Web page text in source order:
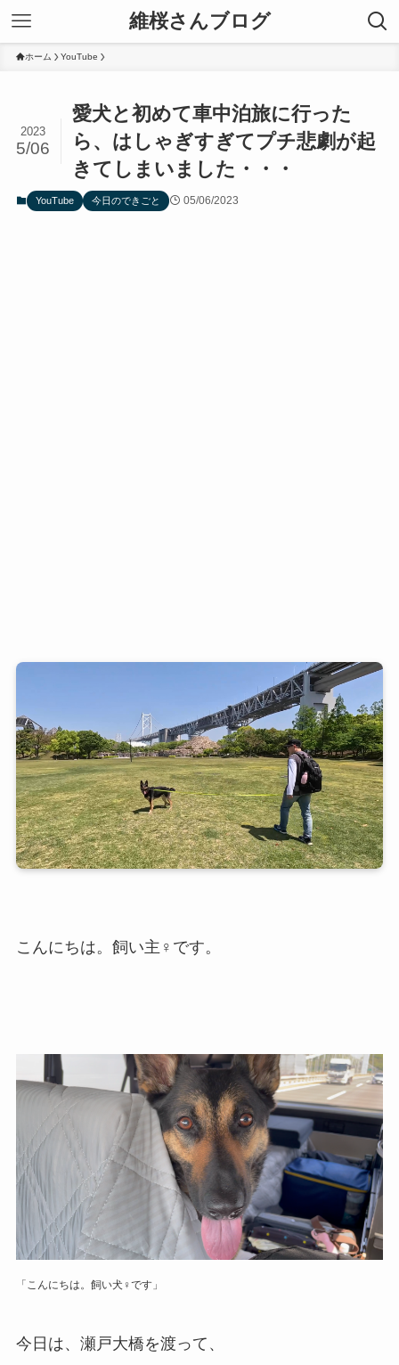
維桜さんブログ
ホーム YouTube
愛犬と初めて車中泊旅に行った
ら、はしゃぎすぎてプチ悲劇が起
きてしまいました・・・
2023
5/06
YouTube 今日のできごと 05/06/2023
こんにちは。飼い主♀です。
「こんにちは。飼い犬♀です」
今日は、瀬戸大橋を渡って、